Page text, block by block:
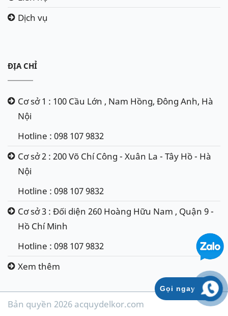
Dịch vụ
ĐỊA CHỈ
Cơ sở 1 : 100 Cầu Lớn , Nam Hồng, Đông Anh, Hà
Nội
Hotline : 098 107 9832
Cơ sở 2 : 200 Võ Chí Công - Xuân La - Tây Hồ - Hà
Nội
Hotline : 098 107 9832
Cơ sở 3 : Đối diện 260 Hoàng Hữu Nam , Quận 9 -
Hồ Chí Minh
Hotline : 098 107 9832
Xem thêm
Bản quyền 2026 acquydelkor.com
Gọi ngay